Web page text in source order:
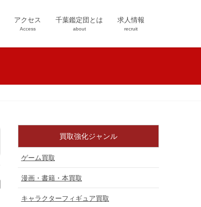
アクセス
Access
千葉鑑定団とは
about
求人情報
recruit
買取強化ジャンル
ゲーム買取
漫画・書籍・本買取
キャラクターフィギュア買取